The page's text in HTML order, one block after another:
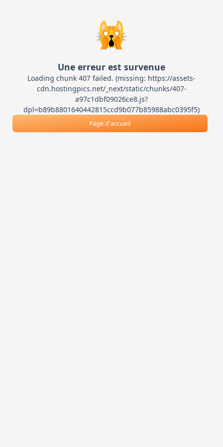
🙀
Une erreur est survenue
Loading chunk 407 failed. (missing: https://assets-
cdn.hostingpics.net/_next/static/chunks/407-
a97c1dbf09026ce8.js?
dpl=b89b8801640442815ccd9b077b85988abc0395f5)
Page d'accueil